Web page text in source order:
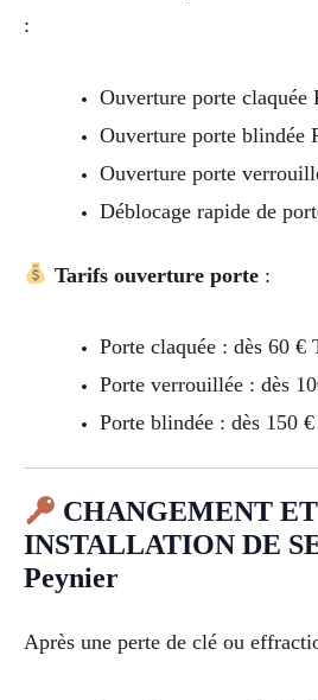
:
Ouverture porte claquée
Ouverture porte blindée
Ouverture porte
Déblocage rapide de
Tarifs ouverture porte:
Porte claquée : dès 60 €
Porte verrouillée : dès
Porte blindée : dès 150
CHANGEMENT ET
INSTALLATION DE
Peynier
Après une perte de clé ou